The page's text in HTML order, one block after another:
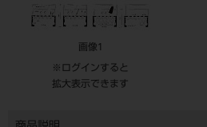
画像1
※ログインすると
拡大表示できます